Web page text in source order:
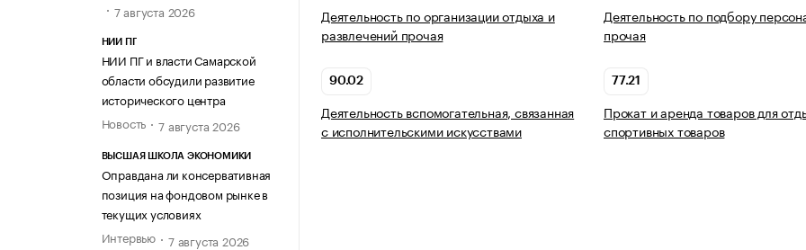
7 августа 2026
НИИ ПГ
НИИ ПГ и власти Самарской
области обсудили развитие
исторического центра
Новость
7 августа 2026
ВЫСШАЯ ШКОЛА ЭКОНОМИКИ
Оправдана ли консервативная
позиция на фондовом рынке в
текущих условиях
Интервью
7 августа 2026
Деятельность по организации отдыха и
развлечений прочая
Деятельность по подбору
прочая
90.02
Деятельность вспомогательная, связанная
с исполнительскими искусствами
77.21
Прокат и аренда товаров для
спортивных товаров